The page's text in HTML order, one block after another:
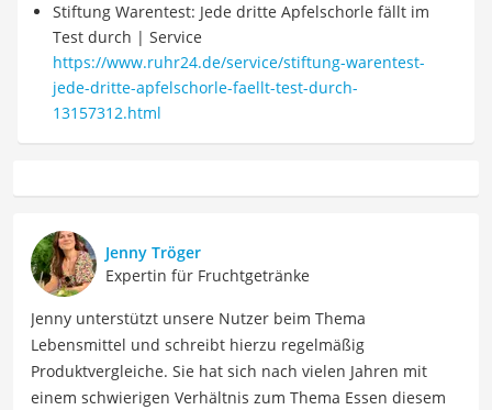
Stiftung Warentest: Jede dritte Apfelschorle fällt im
Test durch | Service
https://www.ruhr24.de/service/stiftung-warentest-
jede-dritte-apfelschorle-faellt-test-durch-
13157312.html
Jenny Tröger
Expertin für Fruchtgetränke
Jenny unterstützt unsere Nutzer beim Thema
Lebensmittel und schreibt hierzu regelmäßig
Produktvergleiche. Sie hat sich nach vielen Jahren mit
einem schwierigen Verhältnis zum Thema Essen diesem